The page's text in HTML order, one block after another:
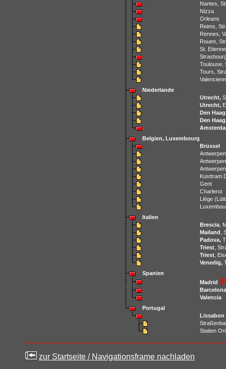
Nantes,
Nizza
Orleans
Reims,
Rennes,
Rouen,
St.
Toulouse,
Tours,
Niederlande
Utrecht,
Utrecht,
Den
Den
Belgien, Luxembourg
Brüssel
Kusttram
Gent
Charleroi
Liège
Italien
Brescia,
Mailand ,
Padova,
Triest,
Triest,
Venedig,
Spanien
Madrid
Barcelona
Valencia
Portugal
Lissabon
Station
zur Startseite / Navigationsframe nachladen